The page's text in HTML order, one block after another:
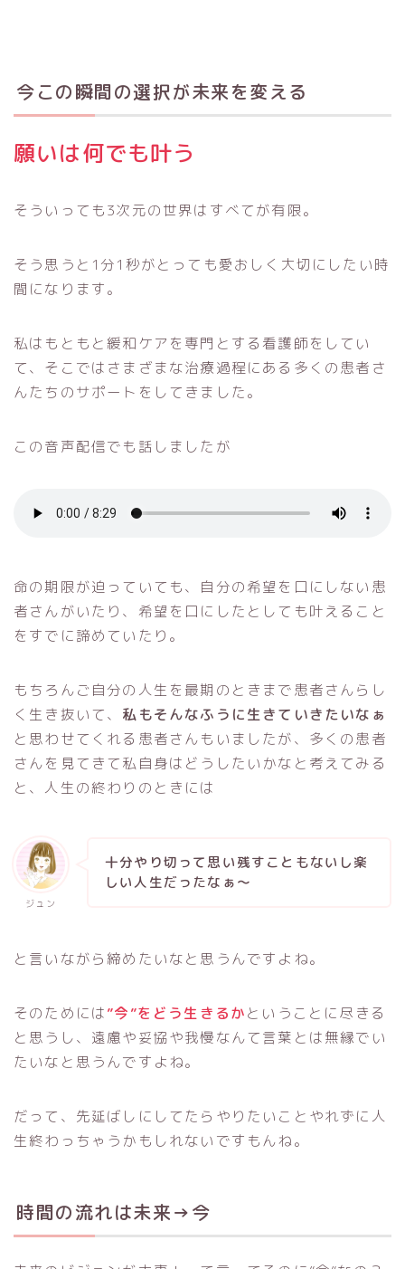
今この瞬間の選択が未来を変える
願いは何でも叶う
そういっても3次元の世界はすべてが有限。
そう思うと1分1秒がとっても愛おしく大切にしたい時
間になります。
私はもともと緩和ケアを専門とする看護師をしてい
て、そこではさまざまな治療過程にある多くの患者さ
んたちのサポートをしてきました。
この音声配信でも話しましたが
命の期限が迫っていても、自分の希望を口にしない患
者さんがいたり、希望を口にしたとしても叶えること
をすでに諦めていたり。
もちろんご自分の人生を最期のときまで患者さんらし
く生き抜いて、 私もそんなふうに生きていきたいなぁ
と思わせてくれる患者さんもいましたが、多くの患者
さんを見てきて私自身はどうしたいかなと考えてみる
と、人生の終わりのときには
ジュン
十分やり切って思い残すこともないし楽
しい人生だったなぁ～
と言いながら締めたいなと思うんですよね。
そのためには”今”をどう生きるかということに尽きる
と思うし、遠慮や妥協や我慢なんて言葉とは無縁でい
たいなと思うんですよね。
だって、先延ばしにしてたらやりたいことやれずに人
生終わっちゃうかもしれないですもんね。
時間の流れは未来→今